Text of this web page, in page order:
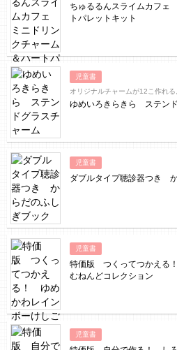
ちゅるるんスライムカフェ
トパレットキット
児童書
オリジナルチャームが12こ作れる
ゆめいろきらきら ステン
児童書
ダブルタイプ聴診器つき
児童書
特価版 つくってつかえる
むねんどコレクション
児童書